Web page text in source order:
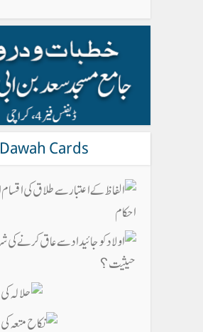
Dawah Cards